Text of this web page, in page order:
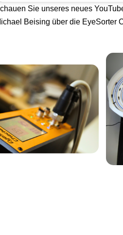
Sie unseres neues
Beising über die EyeSorter